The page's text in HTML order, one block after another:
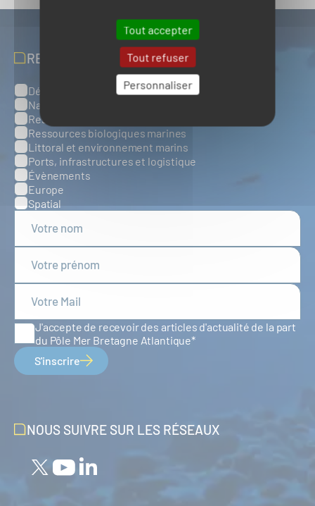
Tout accepter
Tout refuser
Personnaliser
RECEVOIR NOS ACTUALITÉS
Catégories
Défense, sûreté et sécurité maritimes
Naval et nautisme
Ressources énergétiques et minérales marines
Ressources biologiques marines
Littoral et environnement marins
Ports, infrastructures et logistique
Évènements
Europe
Spatial
J'accepte de recevoir des articles d'actualité de la part
du Pôle Mer Bretagne Atlantique
S'inscrire
NOUS SUIVRE SUR LES RÉSEAUX